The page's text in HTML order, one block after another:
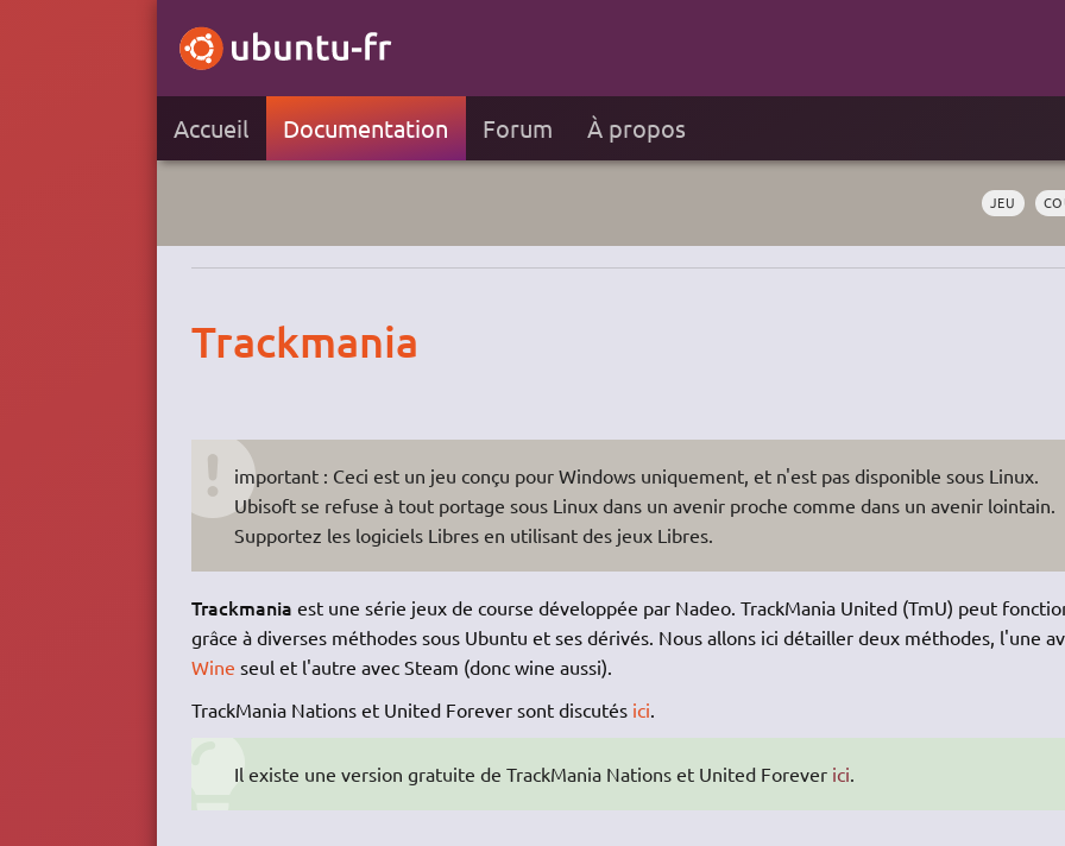
Accueil Documentation Forum À propos
JEU
Trackmania
important : Ceci est un jeu conçu pour Windows uniquement, et n'est pas disponible sous Linux.
Ubisoft se refuse à tout portage sous Linux dans un avenir proche comme dans un avenir lointain.
Supportez les logiciels Libres en utilisant des jeux Libres.
Trackmania est une série jeux de course développée par Nadeo. TrackMania United (TmU) peut
grâce à diverses méthodes sous Ubuntu et ses dérivés. Nous allons ici détailler deux méthodes, l'une
Wine seul et l'autre avec Steam (donc wine aussi).
TrackMania Nations et United Forever sont discutés ici
Il existe une version gratuite de TrackMania Nations et United Forever ici.